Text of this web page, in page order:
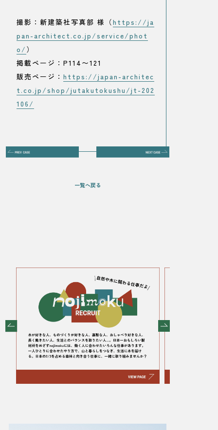
撮影：新建築社写真部 様（https://ja
pan-architect.co.jp/service/phot
o/ ）
掲載ページ：P114〜121
販売ページ：https://japan-architec
t.co.jp/shop/jutakutokushu/jt-202
106/
一覧へ戻る